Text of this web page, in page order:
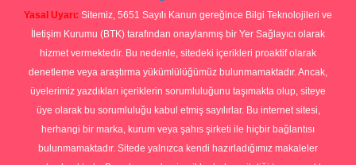
Yasal Uyarı: Sitemiz, 5651 Sayılı Kanun gereğince Bilgi Teknolojileri ve
İletişim Kurumu (BTK) tarafından onaylanmış bir Yer Sağlayıcı olarak
hizmet vermektedir. Bu nedenle, sitedeki içerikleri proaktif olarak
denetleme veya araştırma yükümlülüğümüz bulunmamaktadır. Ancak,
üyelerimiz yazdıkları içeriklerin sorumluluğunu taşımakta olup, siteye
üye olarak bu sorumluluğu kabul etmiş sayılırlar. Bu internet sitesi,
herhangi bir marka, kurum veya şahıs şirketi ile hiçbir bağlantısı
bulunmamaktadır. Sitede yalnızca kendi hazırladığımız makaleler